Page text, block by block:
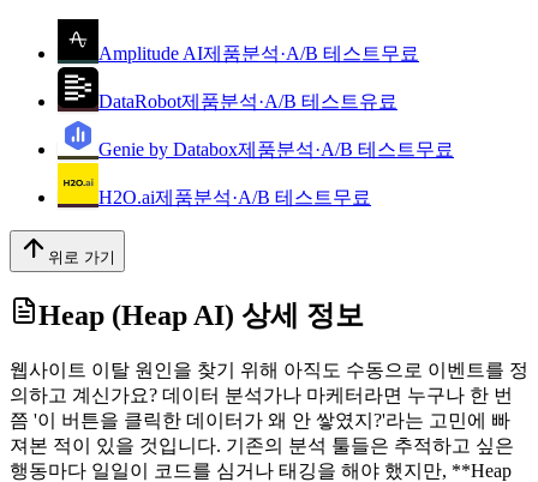
Amplitude AI제품분석·A/B 테스트무료
DataRobot제품분석·A/B 테스트유료
Genie by Databox제품분석·A/B 테스트무료
H2O.ai제품분석·A/B 테스트무료
위로 가기
Heap (Heap AI) 상세 정보
웹사이트 이탈 원인을 찾기 위해 아직도 수동으로 이벤트를 정
의하고 계신가요? 데이터 분석가나 마케터라면 누구나 한 번
쯤 '이 버튼을 클릭한 데이터가 왜 안 쌓였지?'라는 고민에 빠
져본 적이 있을 것입니다. 기존의 분석 툴들은 추적하고 싶은
행동마다 일일이 코드를 심거나 태깅을 해야 했지만, **Heap